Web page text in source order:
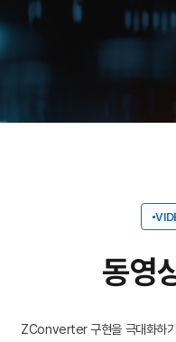
동영
ZConverter 구현을 극대화하기